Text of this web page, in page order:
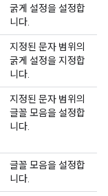
굵게 설정을 설정합
니다.
지정된 문자 범위의
굵게 설정을 지정합
니다.
지정된 문자 범위의
글꼴 모음을 설정합
니다.
글꼴 모음을 설정합
니다.